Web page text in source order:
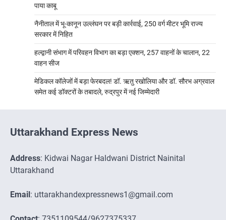
पाया काबू
नैनीताल में भू-कानून उल्लंघन पर बड़ी कार्रवाई, 250 वर्ग मीटर भूमि राज्य
सरकार में निहित
हल्द्वानी संभाग में परिवहन विभाग का बड़ा एक्शन, 257 वाहनों के चालान, 22
वाहन सीज
मेडिकल कॉलेजों में बड़ा फेरबदल! डॉ. ऋतु रखोलिया और डॉ. सौरभ अग्रवाल
समेत कई डॉक्टरों के तबादले, रुद्रपुर में नई जिम्मेदारी
Uttarakhand Express News
Address: Kidwai Nagar Haldwani District Nainital
Uttarakhand
Email: uttarakhandexpressnews1@gmail.com